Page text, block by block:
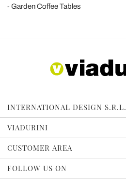
Garden Coffee Tables
INTERNATIONAL DESIGN S.R.L.
VIADURINI
CUSTOMER AREA
FOLLOW US ON